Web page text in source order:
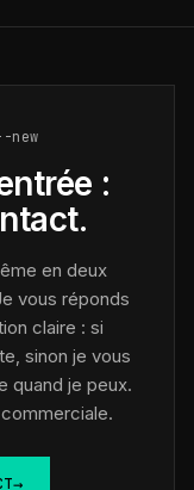
:
en deux
vous réponds
claire : si
sinon je vous
quand je peux.
→